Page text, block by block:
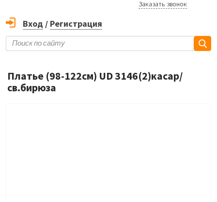
Заказать звонок
Вход / Регистрация
Платье (98-122см) UD 3146(2)касар/
св.бирюза